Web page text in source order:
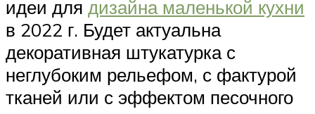
идеи для дизайна маленькой кухни
в 2022 г. Будет актуальна
декоративная штукатурка с
неглубоким рельефом, с фактурой
тканей или с эффектом песочного